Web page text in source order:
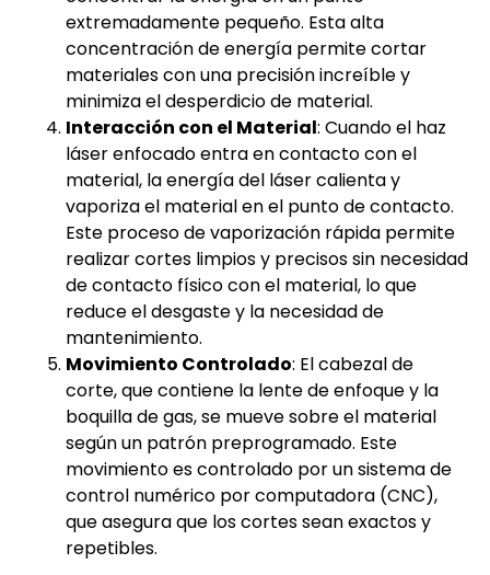
extremadamente pequeño. Esta alta
concentración de energía permite cortar
materiales con una precisión increíble y
minimiza el desperdicio de material.
Interacción con el Material: Cuando el haz
láser enfocado entra en contacto con el
material, la energía del láser calienta y
vaporiza el material en el punto de contacto.
Este proceso de vaporización rápida permite
realizar cortes limpios y precisos sin necesidad
de contacto físico con el material, lo que
reduce el desgaste y la necesidad de
mantenimiento.
Movimiento Controlado: El cabezal de
corte, que contiene la lente de enfoque y la
boquilla de gas, se mueve sobre el material
según un patrón preprogramado. Este
movimiento es controlado por un sistema de
control numérico por computadora (CNC),
que asegura que los cortes sean exactos y
repetibles.